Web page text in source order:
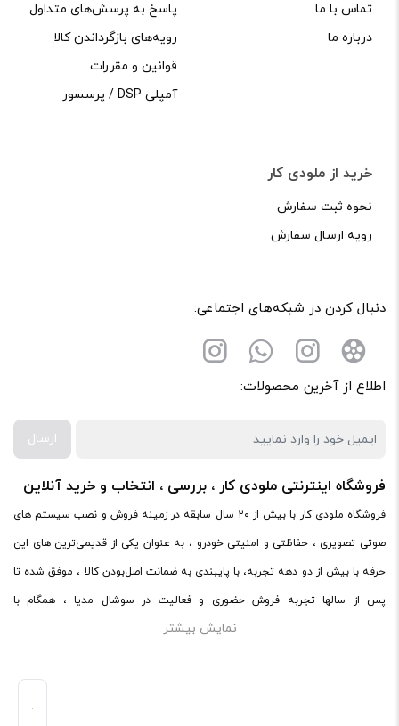
تماس با ما
درباره ما
پاسخ به پرسش‌های متداول
رویه‌های بازگرداندن کالا
قوانین و مقررات
آمپلی DSP / پرسسور
خرید از ملودی کار
نحوه ثبت سفارش
رویه ارسال سفارش
دنبال کردن در شبکه‌های اجتماعی:
اطلاع از آخرین محصولات:
ارسال
فروشگاه اینترنتی ملودی کار ، بررسی ، انتخاب و خرید آنلاین
فروشگاه ملودی کار با بیش از ۲۰ سال سابقه در زمینه فروش و نصب سیستم های
صوتی تصویری ، حفاظتی و امنیتی خودرو ، به عنوان یکی از قدیمی‌ترین های این
حرفه با بیش از دو دهه تجربه، با پایبندی به ضمانت اصل‌بودن کالا ، موفق شده تا
پس از سالها تجربه فروش حضوری و فعالیت در سوشال مدیا ، همگام با
فروشگاه‌های معتبر دنیا اقدام به فروش اینترنتی کند. در سایت ملودی کار ،
اصلی خریداری کنید.ملودی کار با پایبندی به ضمانت اصل‌بودن کالا، موفق شده تا
نمایش بیشتر